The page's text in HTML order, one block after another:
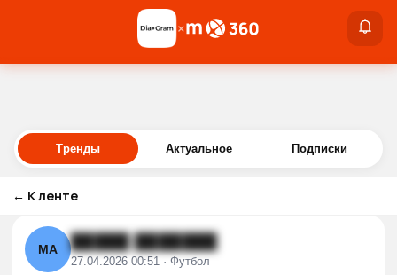
Войти
×
Тренды Актуальное Подписки
← К ленте
МА █████ ███████
27.04.2026 00:51 · Футбол